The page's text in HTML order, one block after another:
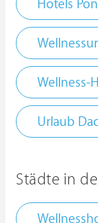
Hotels
Wellness-
Urlaub
Städte in